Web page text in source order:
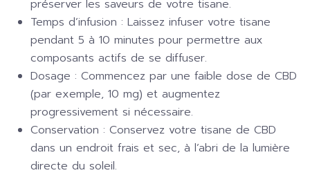
préserver les saveurs de votre tisane.
Temps d’infusion : Laissez infuser votre tisane
pendant 5 à 10 minutes pour permettre aux
composants actifs de se diffuser.
Dosage : Commencez par une faible dose de CBD
(par exemple, 10 mg) et augmentez
progressivement si nécessaire.
Conservation : Conservez votre tisane de CBD
dans un endroit frais et sec, à l’abri de la lumière
directe du soleil.